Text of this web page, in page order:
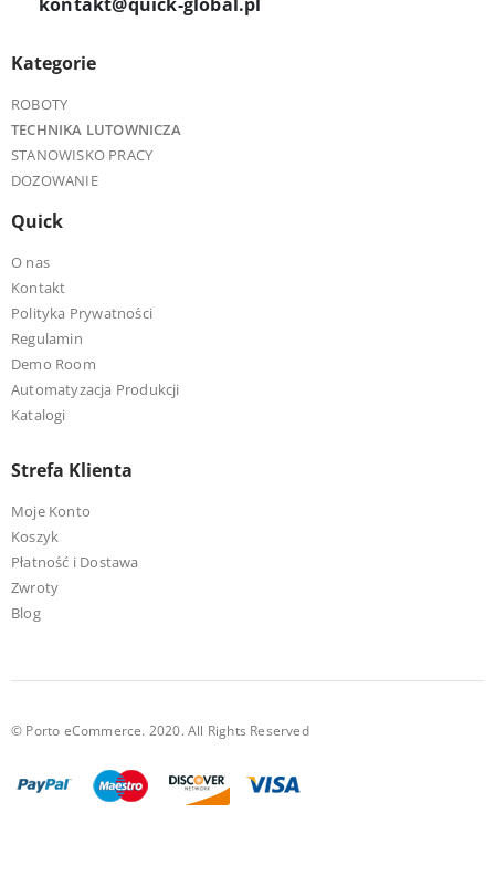
Kategorie
ROBOTY
TECHNIKA LUTOWNICZA
STANOWISKO PRACY
DOZOWANIE
Quick
O nas
Kontakt
Polityka Prywatności
Regulamin
Demo Room
Automatyzacja Produkcji
Katalogi
Strefa Klienta
Moje Konto
Koszyk
Płatność i Dostawa
Zwroty
Blog
© Porto eCommerce. 2020. All Rights Reserved